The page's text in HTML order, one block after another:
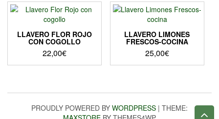
LLAVERO FLOR ROJO
CON COGOLLO
22,00€
LLAVERO LIMONES
FRESCOS-COCINA
25,00€
PROUDLY POWERED BY WORDPRESS | THEME: